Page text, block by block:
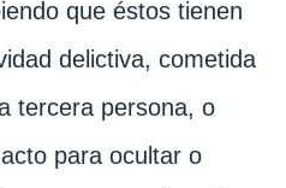
que éstos tienen
delictiva, cometida
tercera persona, o
para ocultar o